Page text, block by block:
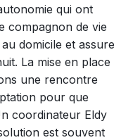
qui ont
compagnon de vie
domicile et assure
La mise en place
une rencontre
pour que
coordinateur Eldy
est souvent